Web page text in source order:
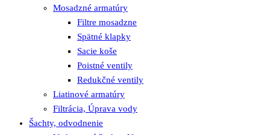
Mosadzné armatúry
Filtre mosadzne
Spätné klapky
Sacie koše
Poistné ventily
Redukčné ventily
Liatinové armatúry
Filtrácia, Úprava vody
Šachty, odvodnenie